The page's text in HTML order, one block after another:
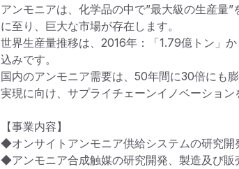
アンモニアは、化学品の中で”最大級の生産量
に至り、巨大な市場が存在します。
世界生産量推移は、2016年：「1.79億トン」
込みです。
国内のアンモニア需要は、50年間に30倍にも
実現に向け、サプライチェーンイノベーション
【事業内容】
◆オンサイトアンモニア供給システムの研究開
◆アンモニア合成触媒の研究開発、製造及び販